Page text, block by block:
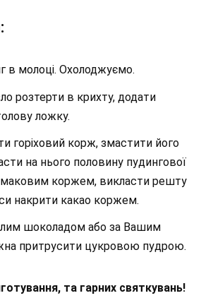
в молоці. Охолоджуємо.
розтерти в крихту, додати
ложку.
горіховий корж, змастити його
на нього половину пудингової
маковим коржем, викласти решту
накрити какао коржем.
шоколадом або за Вашим
притрусити цукровою пудрою.
та гарних святкувань!